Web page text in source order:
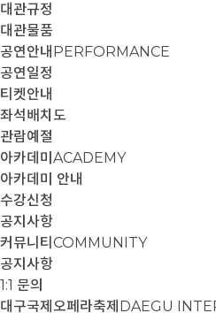
대관규정
대관물품
공연안내 PERFORMANCE
공연일정
티켓안내
좌석배치도
관람예절
아카데미 ACADEMY
아카데미 안내
수강신청
공지사항
커뮤니티 COMMUNITY
공지사항
1:1 문의
대구국제오페라축제 DAEGU